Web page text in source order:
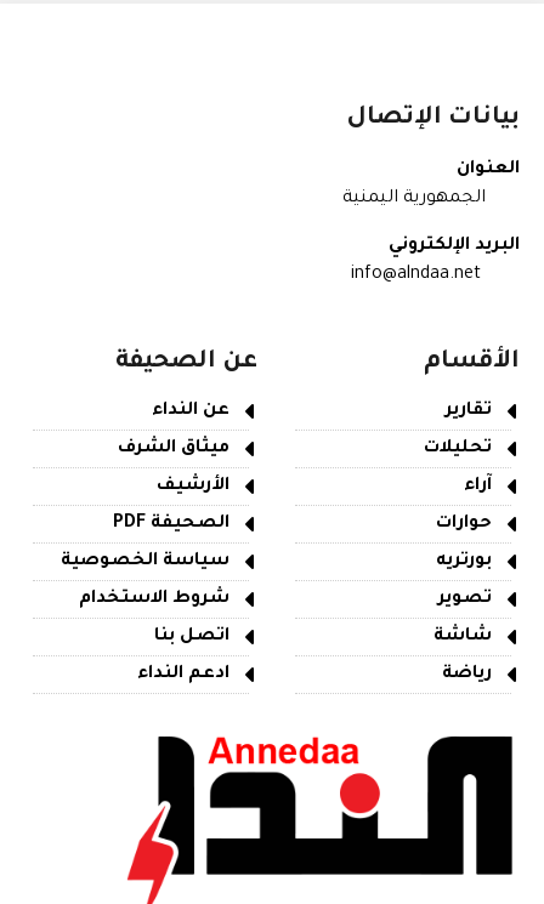
بيانات الإتصال
العنوان
الجمهورية اليمنية
البريد الإلكتروني
info@alndaa.net
الأقسام
تقارير
تحليلات
آراء
حوارات
بورتريه
تصوير
شاشة
رياضة
عن الصحيفة
عن النداء
ميثاق الشرف
الأرشيف
الصحيفة PDF
سياسة الخصوصية
شروط الاستخدام
اتصل بنا
ادعم النداء